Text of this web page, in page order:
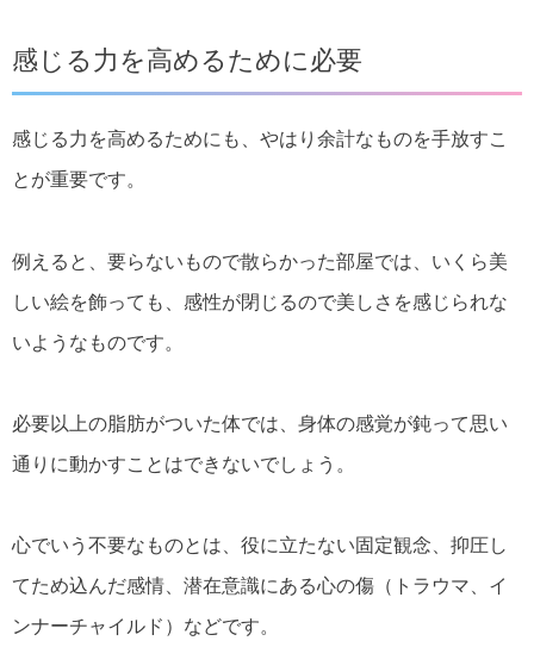
感じる力を高めるために必要
感じる力を高めるためにも、やはり余計なものを手放すこ
とが重要です。
例えると、要らないもので散らかった部屋では、いくら美
しい絵を飾っても、感性が閉じるので美しさを感じられな
いようなものです。
必要以上の脂肪がついた体では、身体の感覚が鈍って思い
通りに動かすことはできないでしょう。
心でいう不要なものとは、役に立たない固定観念、抑圧し
てため込んだ感情、潜在意識にある心の傷（トラウマ、イ
ンナーチャイルド）などです。